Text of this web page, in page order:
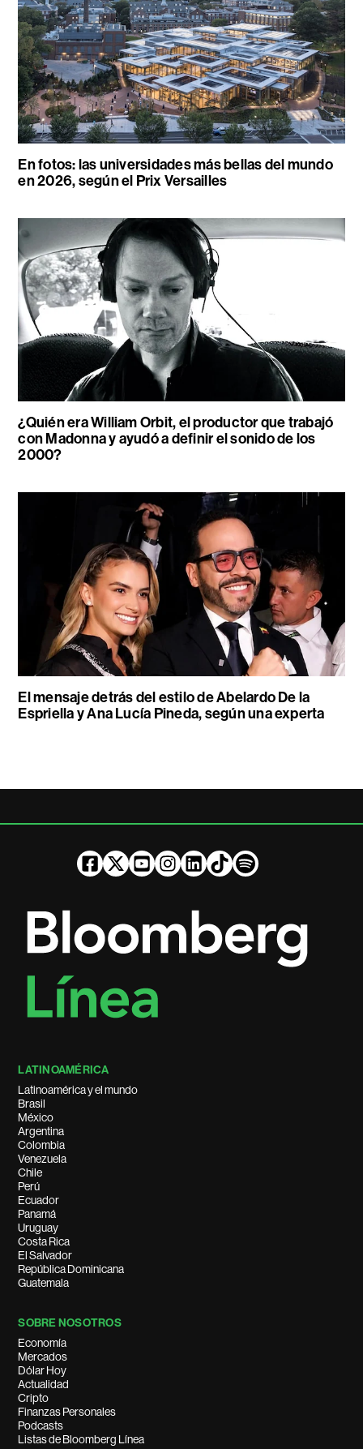
En fotos: las universidades más bellas del mundo
en 2026, según el Prix Versailles
¿Quién era William Orbit, el productor que trabajó
con Madonna y ayudó a definir el sonido de los
2000?
El mensaje detrás del estilo de Abelardo De la
Espriella y Ana Lucía Pineda, según una experta
LATINOAMÉRICA
Latinoamérica y el mundo
Brasil
México
Argentina
Colombia
Venezuela
Chile
Perú
Ecuador
Panamá
Uruguay
Costa Rica
El Salvador
República Dominicana
Guatemala
SOBRE NOSOTROS
Economía
Mercados
Dólar Hoy
Actualidad
Cripto
Finanzas Personales
Podcasts
Listas de Bloomberg Línea